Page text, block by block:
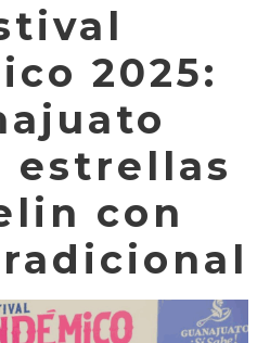
2025:
estrellas
con